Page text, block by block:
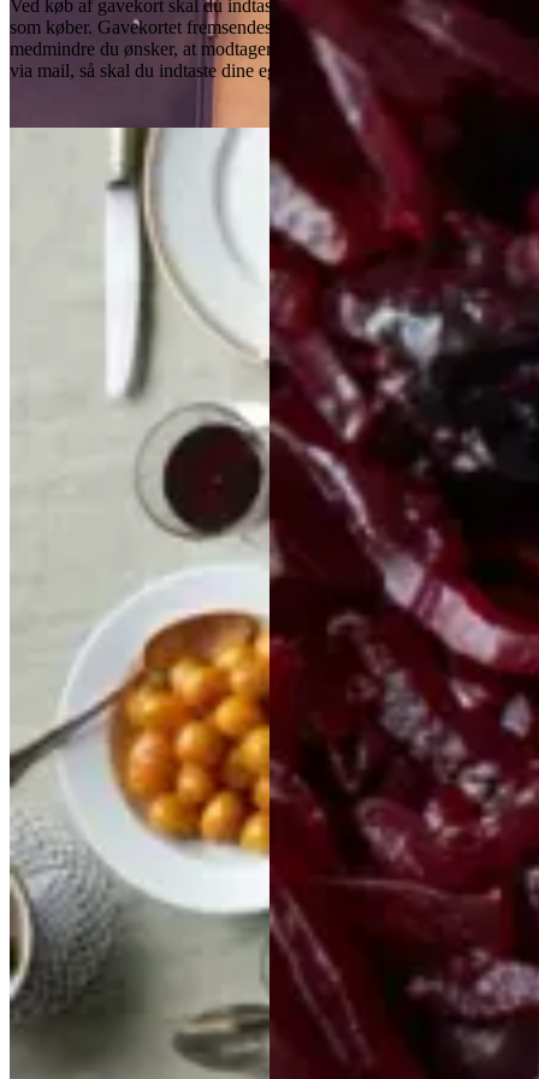
Ved køb af gavekort skal du indtaste dine egne kontaktoplysninger
som køber. Gavekortet fremsendes på den oplyste mailadresse, så
medmindre du ønsker, at modtageren skal informeres om gavekortet
via mail, så skal du indtaste dine egne kontaktoplysninger.